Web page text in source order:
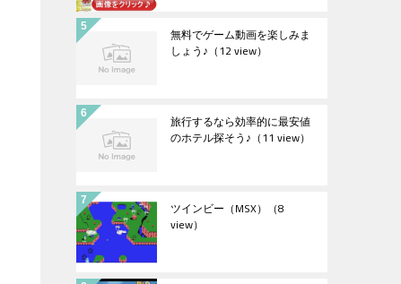
無料でゲーム動画を楽しみま
しょう♪ （12 view）
旅行するなら効率的に最安値
のホテル探そう♪ （11 view）
ツインビー（MSX） （8
view）